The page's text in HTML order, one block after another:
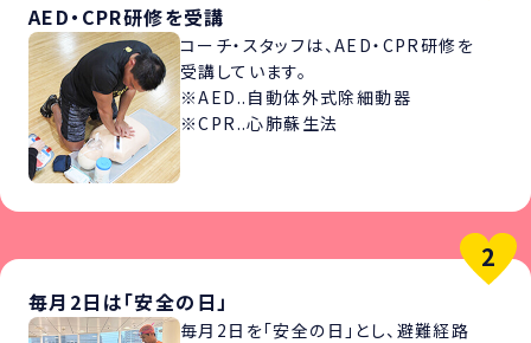
AED・CPR研修を受講
コーチ・スタッフは、AED・CPR研修を
受講しています。
※AED..自動体外式除細動器
※CPR..心肺蘇生法
毎月2日は「安全の日」
毎月2日を「安全の日」とし、避難経路